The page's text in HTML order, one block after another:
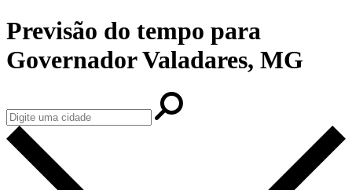
Previsão do tempo para
Governador Valadares, MG